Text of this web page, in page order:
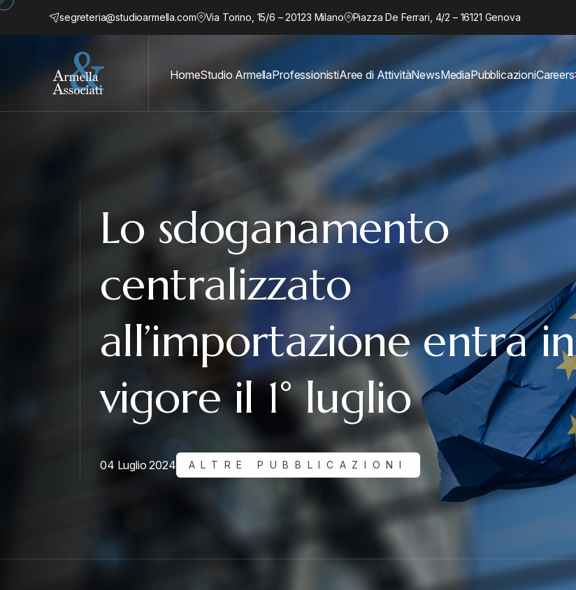
segreteria@studioarmella.com Via Torino, 15/6 – 20123 Milano Piazza De Ferrari, 4/2 – 16121 Genova
HomeStudio ArmellaProfessionistiAree di AttivitàNewsMediaPubblicazioniCareers
Lo sdoganamento
centralizzato
all’importazione entra in
vigore il 1° luglio
04 Luglio 2024 ALTRE PUBBLICAZIONI